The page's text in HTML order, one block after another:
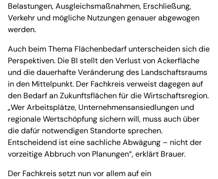
Belastungen, Ausgleichsmaßnahmen, Erschließung,
Verkehr und mögliche Nutzungen genauer abgewogen
werden.
Auch beim Thema Flächenbedarf unterscheiden sich die
Perspektiven. Die BI stellt den Verlust von Ackerfläche
und die dauerhafte Veränderung des Landschaftsraums
in den Mittelpunkt. Der Fachkreis verweist dagegen auf
den Bedarf an Zukunftsflächen für die Wirtschaftsregion.
„Wer Arbeitsplätze, Unternehmensansiedlungen und
regionale Wertschöpfung sichern will, muss auch über
die dafür notwendigen Standorte sprechen.
Entscheidend ist eine sachliche Abwägung – nicht der
vorzeitige Abbruch von Planungen“, erklärt Brauer.
Der Fachkreis setzt nun vor allem auf ein